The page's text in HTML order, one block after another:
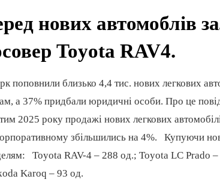
нових автомоблів
Toyota RAV4.
поповнили близько 4,4 тис. нових легкових
а 37% придбали юридичні особи. Про це
2025 року продажі нових легкових
збільшились на 4%. Купуючи
Toyota RAV-4 – 288 од.; Toyota LC Prado
Karoq – 93 од.